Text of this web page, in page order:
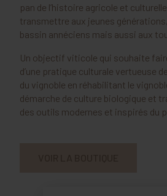
pan de l’histoire agricole et
transmettre aux jeunes
bassin annéciens mais aussi aux
Un objectif viticole qui souhaite
d’une pratique culturale vertueuse
du vignoble en réhabilitant le
démarche de culture biologique et
des outils modernes et inspirés du